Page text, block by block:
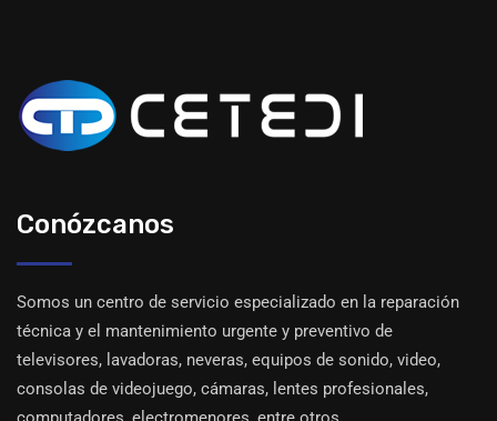
Conózcanos
Somos un centro de servicio especializado en la reparación
técnica y el mantenimiento urgente y preventivo de
televisores, lavadoras, neveras, equipos de sonido, video,
consolas de videojuego, cámaras, lentes profesionales,